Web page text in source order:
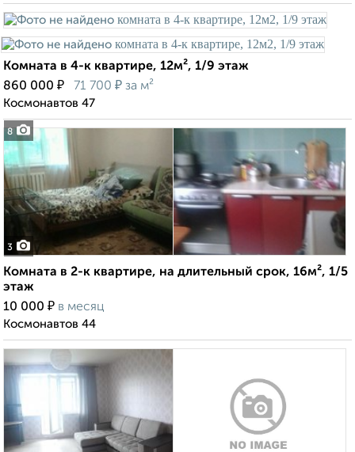
8
Комната в 4-к квартире, 12м², 1/9 этаж
860 000 ₽ 71 700 ₽ за м²
Космонавтов 47
3
Комната в 2-к квартире, на длительный срок, 16м², 1/5
этаж
10 000 ₽ в месяц
Космонавтов 44